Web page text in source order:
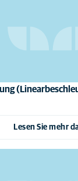
Lesen Sie mehr